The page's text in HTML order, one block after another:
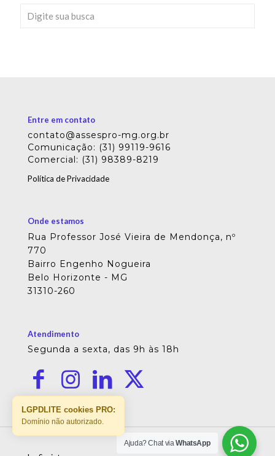
Entre em contato
contato@assespro-mg.org.br
Comunicação: (31) 99119-9616
Comercial: (31) 98389-8219
Política de Privacidade
Onde estamos
Rua Professor José Vieira de Mendonça, nº
770
Bairro Engenho Nogueira
Belo Horizonte - MG
31310-260
Atendimento
Segunda a sexta, das 9h às 18h
Ajuda? Chat viaWhatsApp
LGPDLITE cookies PRO:
Domínio não autorizado.